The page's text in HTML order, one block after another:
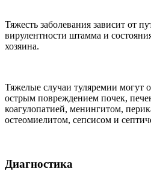
Тяжесть заболевания зависит от
вирулентности штамма и
хозяина.
Тяжелые случаи туляремии могут
острым повреждением почек,
коагулопатией, менингитом,
остеомиелитом, сепсисом и
Диагностика